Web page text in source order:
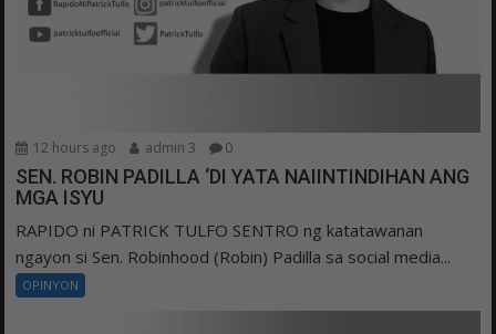
12 hours ago admin 3 0
SEN. ROBIN PADILLA ‘DI YATA NAIINTINDIHAN ANG
MGA ISYU
RAPIDO ni PATRICK TULFO SENTRO ng katatawanan
ngayon si Sen. Robinhood (Robin) Padilla sa social media...
OPINYON